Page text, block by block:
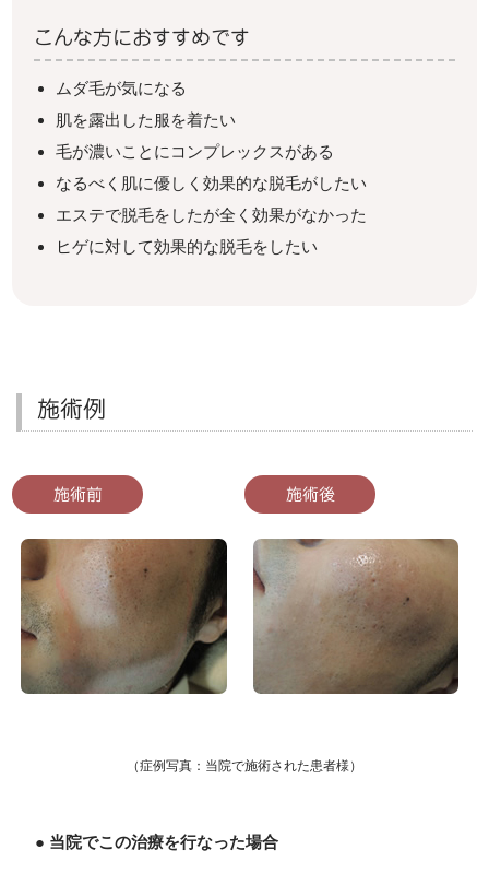
こんな方におすすめです
ムダ毛が気になる
肌を露出した服を着たい
毛が濃いことにコンプレックスがある
なるべく肌に優しく効果的な脱毛がしたい
エステで脱毛をしたが全く効果がなかった
ヒゲに対して効果的な脱毛をしたい
施術例
施術前 施術後
（症例写真：当院で施術された患者様）
● 当院でこの治療を行なった場合